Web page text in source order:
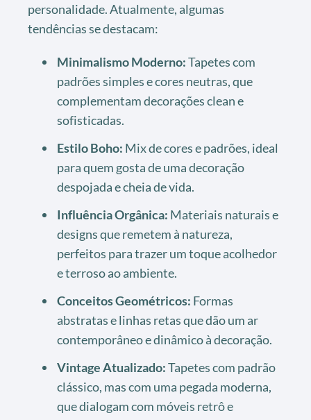
personalidade. Atualmente, algumas
tendências se destacam:
Minimalismo Moderno:Tapetes com
padrões simples e cores neutras, que
complementam decorações clean e
sofisticadas.
Estilo Boho: Mix de cores e padrões, ideal
para quem gosta de uma decoração
despojada e cheia de vida.
Influência Orgânica: Materiais naturais e
designs que remetem à natureza,
perfeitos para trazer um toque acolhedor
e terroso ao ambiente.
Conceitos Geométricos: Formas
abstratas e linhas retas que dão um ar
contemporâneo e dinâmico à decoração.
Vintage Atualizado:Tapetes com padrão
clássico, mas com uma pegada moderna,
que dialogam com móveis retrô e